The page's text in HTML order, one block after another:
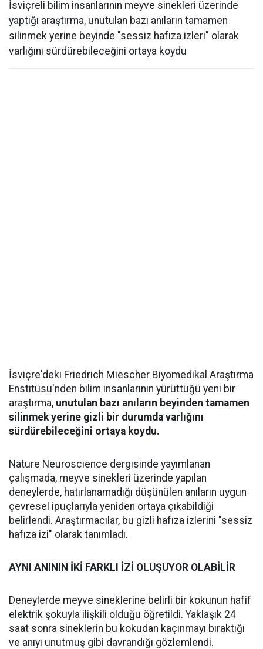
İsviçreli bilim insanlarının meyve sinekleri üzerinde
yaptığı araştırma, unutulan bazı anıların tamamen
silinmek yerine beyinde "sessiz hafıza izleri" olarak
varlığını sürdürebileceğini ortaya koydu
İsviçre'deki Friedrich Miescher Biyomedikal Araştırma
Enstitüsü'nden bilim insanlarının yürüttüğü yeni bir
araştırma, unutulan bazı anıların beyinden tamamen
silinmek yerine gizli bir durumda varlığını
sürdürebileceğini ortaya koydu.
Nature Neuroscience dergisinde yayımlanan
çalışmada, meyve sinekleri üzerinde yapılan
deneylerde, hatırlanamadığı düşünülen anıların uygun
çevresel ipuçlarıyla yeniden ortaya çıkabildiği
belirlendi. Araştırmacılar, bu gizli hafıza izlerini "sessiz
hafıza izi" olarak tanımladı.
AYNI ANININ İKİ FARKLI İZİ OLUŞUYOR OLABİLİR
Deneylerde meyve sineklerine belirli bir kokunun hafif
elektrik şokuyla ilişkili olduğu öğretildi. Yaklaşık 24
saat sonra sineklerin bu kokudan kaçınmayı bıraktığı
ve anıyı unutmuş gibi davrandığı gözlemlendi.